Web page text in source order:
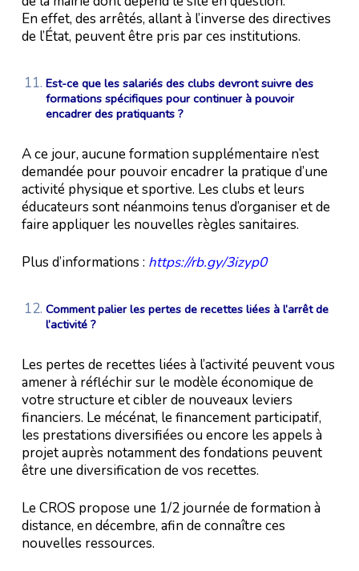
En effet, des arrêtés, allant à l’inverse des directives
de l’État, peuvent être pris par ces institutions.
Est-ce que les salariés des clubs devront suivre des
formations spécifiques pour continuer à pouvoir
encadrer des pratiquants ?
A ce jour, aucune formation supplémentaire n’est
demandée pour pouvoir encadrer la pratique d’une
activité physique et sportive. Les clubs et leurs
éducateurs sont néanmoins tenus d’organiser et de
faire appliquer les nouvelles règles sanitaires.
Plus d’informations : https://rb.gy/3izyp0
Comment palier les pertes de recettes liées à l’arrêt de
l’activité ?
Les pertes de recettes liées à l’activité peuvent vous
amener à réfléchir sur le modèle économique de
votre structure et cibler de nouveaux leviers
financiers. Le mécénat, le financement participatif,
les prestations diversifiées ou encore les appels à
projet auprès notamment des fondations peuvent
être une diversification de vos recettes.
Le CROS propose une 1/2 journée de formation à
distance, en décembre, afin de connaître ces
nouvelles ressources.